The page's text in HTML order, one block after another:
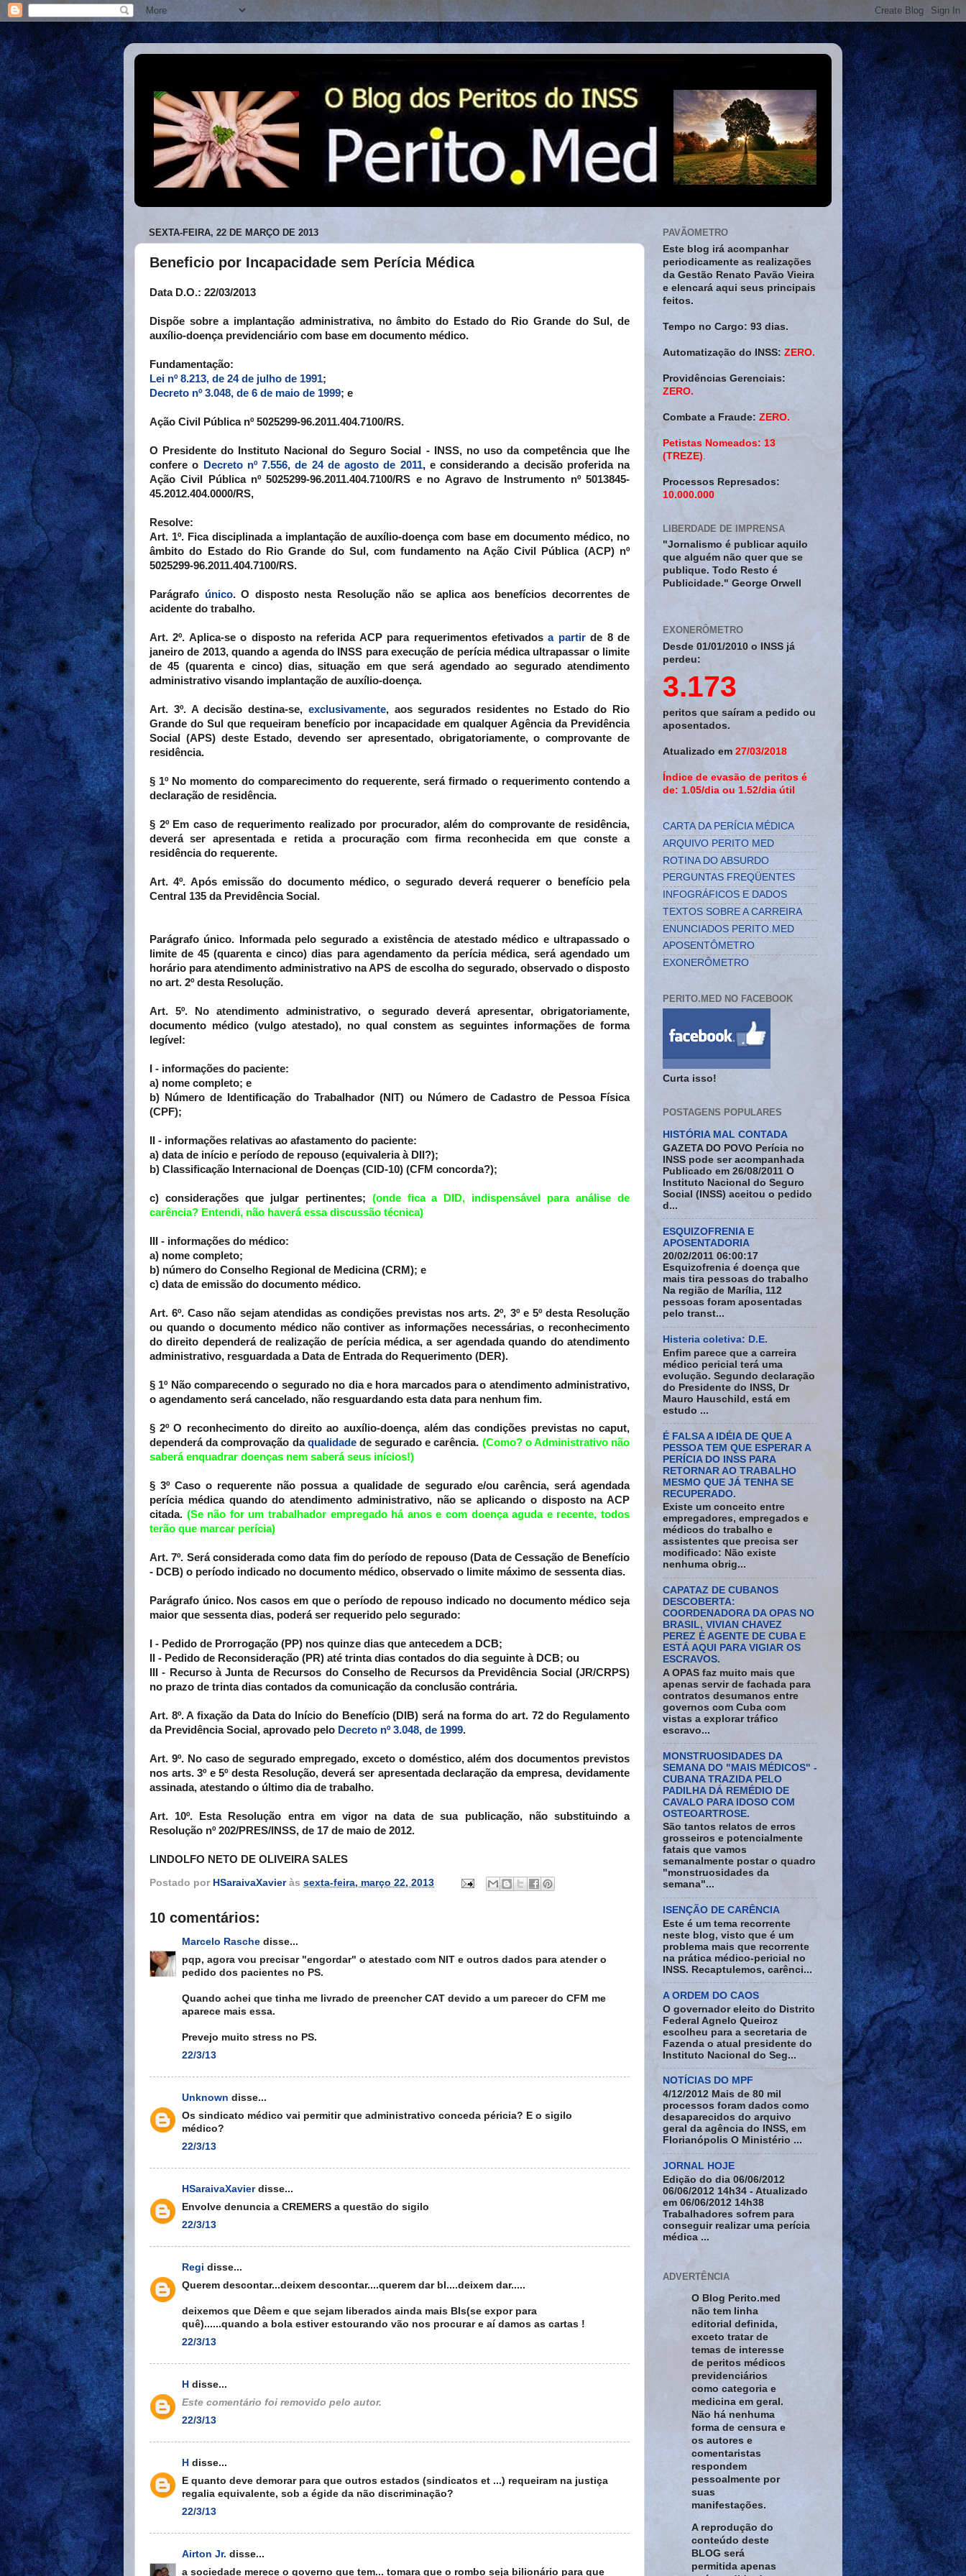
SEXTA-FEIRA, 22 DE MARÇO DE 2013
Beneficio por Incapacidade sem Perícia Médica
Data D.O.: 22/03/2013
Dispõe sobre a implantação administrativa, no âmbito do Estado do Rio Grande do Sul, de
auxílio-doença previdenciário com base em documento médico.
Fundamentação:
Lei nº 8.213, de 24 de julho de 1991;
Decreto nº 3.048, de 6 de maio de 1999; e
Ação Civil Pública nº 5025299-96.2011.404.7100/RS.
O Presidente do Instituto Nacional do Seguro Social - INSS, no uso da competência que lhe
confere o
Decreto nº 7.556, de 24 de agosto de 2011, e considerando a decisão proferida na
Ação Civil Pública nº 5025299-96.2011.404.7100/RS e no Agravo de Instrumento nº 5013845-
45.2012.404.0000/RS,
Resolve:
Art. 1º. Fica disciplinada a implantação de auxílio-doença com base em documento médico, no
âmbito do Estado do Rio Grande do Sul, com fundamento na Ação Civil Pública (ACP) nº
5025299-96.2011.404.7100/RS.
Parágrafo único. O disposto nesta Resolução não se aplica aos benefícios decorrentes de
acidente do trabalho.
Art. 2º. Aplica-se o disposto na referida ACP para requerimentos efetivadosa partirde 8 de
janeiro de 2013, quando a agenda do INSS para execução de perícia médica ultrapassar o limite
de 45 (quarenta e cinco) dias, situação em que será agendado ao segurado atendimento
administrativo visando implantação de auxílio-doença.
Art. 3º. A decisão destina-se, exclusivamente, aos segurados residentes no Estado do Rio
Grande do Sul que requeiram benefício por incapacidade em qualquer Agência da Previdência
Social (APS) deste Estado, devendo ser apresentado, obrigatoriamente, o comprovante de
residência.
§ 1º No momento do comparecimento do requerente, será firmado o requerimento contendo a
declaração de residência.
§ 2º Em caso de requerimento realizado por procurador, além do comprovante de residência,
deverá ser apresentada e retida a procuração com firma reconhecida em que conste a
residência do requerente.
Art. 4º. Após emissão do documento médico, o segurado deverá requerer o benefício pela
Central 135 da Previdência Social.
Parágrafo único. Informada pelo segurado a existência de atestado médico e ultrapassado o
limite de 45 (quarenta e cinco) dias para agendamento da perícia médica, será agendado um
horário para atendimento administrativo na APS de escolha do segurado, observado o disposto
no art. 2º desta Resolução.
Art. 5º. No atendimento administrativo, o segurado deverá apresentar, obrigatoriamente,
documento médico (vulgo atestado), no qual constem as seguintes informações de forma
legível:
I - informações do paciente:
a) nome completo; e
b) Número de Identificação do Trabalhador (NIT) ou Número de Cadastro de Pessoa Física
(CPF);
II - informações relativas ao afastamento do paciente:
a) data de início e período de repouso (equivaleria à DII?);
b) Classificação Internacional de Doenças (CID-10) (CFM concorda?);
c) considerações que julgar pertinentes; (onde fica a DID, indispensável para análise de
carência? Entendi, não haverá essa discussão técnica)
III - informações do médico:
a) nome completo;
b) número do Conselho Regional de Medicina (CRM); e
c) data de emissão do documento médico.
Art. 6º. Caso não sejam atendidas as condições previstas nos arts. 2º, 3º e 5º desta Resolução
ou quando o documento médico não contiver as informações necessárias, o reconhecimento
do direito dependerá de realização de perícia médica, a ser agendada quando do atendimento
administrativo, resguardada a Data de Entrada do Requerimento (DER).
§ 1º Não comparecendo o segurado no dia e hora marcados para o atendimento administrativo,
o agendamento será cancelado, não resguardando esta data para nenhum fim.
§ 2º O reconhecimento do direito ao auxílio-doença, além das condições previstas no caput,
dependerá da comprovação daqualidadede segurado e carência. (Como? o Administrativo não
saberá enquadrar doenças nem saberá seus inícios!)
§ 3º Caso o requerente não possua a qualidade de segurado e/ou carência, será agendada
perícia médica quando do atendimento administrativo, não se aplicando o disposto na ACP
citada. (Se não for um trabalhador empregado há anos e com doença aguda e recente, todos
terão que marcar perícia)
Art. 7º. Será considerada como data fim do período de repouso (Data de Cessação de Benefício
- DCB) o período indicado no documento médico, observado o limite máximo de sessenta dias.
Parágrafo único. Nos casos em que o período de repouso indicado no documento médico seja
maior que sessenta dias, poderá ser requerido pelo segurado:
I - Pedido de Prorrogação (PP) nos quinze dias que antecedem a DCB;
II - Pedido de Reconsideração (PR) até trinta dias contados do dia seguinte à DCB; ou
III - Recurso à Junta de Recursos do Conselho de Recursos da Previdência Social (JR/CRPS)
no prazo de trinta dias contados da comunicação da conclusão contrária.
Art. 8º. A fixação da Data do Início do Benefício (DIB) será na forma do art. 72 do Regulamento
da Previdência Social, aprovado pelo Decreto nº 3.048, de 1999.
Art. 9º. No caso de segurado empregado, exceto o doméstico, além dos documentos previstos
nos arts. 3º e 5º desta Resolução, deverá ser apresentada declaração da empresa, devidamente
assinada, atestando o último dia de trabalho.
Art. 10º. Esta Resolução entra em vigor na data de sua publicação, não substituindo a
Resolução nº 202/PRES/INSS, de 17 de maio de 2012.
LINDOLFO NETO DE OLIVEIRA SALES
Postado por HSaraivaXavier às sexta-feira, março 22, 2013
10 comentários:
Marcelo Rasche disse...
pqp, agora vou precisar "engordar" o atestado com NIT e outros dados para atender o
pedido dos pacientes no PS.
Quando achei que tinha me livrado de preencher CAT devido a um parecer do CFM me
aparece mais essa.
Prevejo muito stress no PS.
22/3/13
Unknown disse...
Os sindicato médico vai permitir que administrativo conceda péricia? E o sigilo
médico?
22/3/13
HSaraivaXavierdisse...
Envolve denuncia a CREMERS a questão do sigilo
22/3/13
Regi disse...
Querem descontar...deixem descontar....querem dar bI....deixem dar.....
deixemos que Dêem e que sejam liberados ainda mais BIs(se expor para
quê)......quando a bola estiver estourando vão nos procurar e aí damos as cartas !
22/3/13
H disse...
Este comentário foi removido pelo autor.
22/3/13
H disse...
E quanto deve demorar para que outros estados (sindicatos et ...) requeiram na justiça
regalia equivalente, sob a égide da não discriminação?
22/3/13
Airton Jr. disse...
a sociedade merece o governo que tem... tomara que o rombo seja bilionário para que
PAVÃOMETRO
Este blog irá acompanhar
periodicamente as realizações
da Gestão Renato Pavão Vieira
e elencará aqui seus principais
feitos.
Tempo no Cargo: 93 dias.
Automatização do INSS: ZERO.
Providências Gerenciais:
ZERO.
Combate a Fraude: ZERO.
Petistas Nomeados: 13
(TREZE)
Processos Represados:
10.000.000
LIBERDADE DE IMPRENSA
"Jornalismo é publicar aquilo
que alguém não quer que se
publique. Todo Resto é
Publicidade." George Orwell
EXONERÔMETRO
Desde 01/01/2010 o INSS já
perdeu:
3.173
peritos que saíram a pedido ou
aposentados.
Atualizado em 27/03/2018
Índice de evasão de peritos é
de: 1.05/dia ou 1.52/dia útil
CARTA DA PERÍCIA MÉDICA
ARQUIVO PERITO MED
ROTINA DO ABSURDO
PERGUNTAS FREQÜENTES
INFOGRÁFICOS E DADOS
TEXTOS SOBRE A CARREIRA
ENUNCIADOS PERITO.MED
APOSENTÔMETRO
EXONERÔMETRO
PERITO.MED NO FACEBOOK
Curta isso!
POSTAGENS POPULARES
HISTÓRIA MAL CONTADA
GAZETA DO POVO Perícia no
INSS pode ser acompanhada
Publicado em 26/08/2011 O
Instituto Nacional do Seguro
Social (INSS) aceitou o pedido
d...
ESQUIZOFRENIA E
APOSENTADORIA
20/02/2011 06:00:17
Esquizofrenia é doença que
mais tira pessoas do trabalho
Na região de Marília, 112
pessoas foram aposentadas
pelo transt...
Histeria coletiva: D.E.
Enfim parece que a carreira
médico pericial terá uma
evolução. Segundo declaração
do Presidente do INSS, Dr
Mauro Hauschild, está em
estudo ...
É FALSA A IDÉIA DE QUE A
PESSOA TEM QUE ESPERAR A
PERÍCIA DO INSS PARA
RETORNAR AO TRABALHO
MESMO QUE JÁ TENHA SE
RECUPERADO.
Existe um conceito entre
empregadores, empregados e
médicos do trabalho e
assistentes que precisa ser
modificado: Não existe
nenhuma obrig...
CAPATAZ DE CUBANOS
DESCOBERTA:
COORDENADORA DA OPAS NO
BRASIL, VIVIAN CHAVEZ
PEREZ É AGENTE DE CUBA E
ESTÁ AQUI PARA VIGIAR OS
ESCRAVOS.
A OPAS faz muito mais que
apenas servir de fachada para
contratos desumanos entre
governos com Cuba com
vistas a explorar tráfico
escravo...
MONSTRUOSIDADES DA
SEMANA DO "MAIS MÉDICOS" -
CUBANA TRAZIDA PELO
PADILHA DÁ REMÉDIO DE
CAVALO PARA IDOSO COM
OSTEOARTROSE.
São tantos relatos de erros
grosseiros e potencialmente
fatais que vamos
semanalmente postar o quadro
"monstruosidades da
semana"...
ISENÇÃO DE CARÊNCIA
Este é um tema recorrente
neste blog, visto que é um
problema mais que recorrente
na prática médico-pericial no
INSS. Recaptulemos, carênci...
A ORDEM DO CAOS
O governador eleito do Distrito
Federal Agnelo Queiroz
escolheu para a secretaria de
Fazenda o atual presidente do
Instituto Nacional do Seg...
NOTÍCIAS DO MPF
4/12/2012 Mais de 80 mil
processos foram dados como
desaparecidos do arquivo
geral da agência do INSS, em
Florianópolis O Ministério ...
JORNAL HOJE
Edição do dia 06/06/2012
06/06/2012 14h34 - Atualizado
em 06/06/2012 14h38
Trabalhadores sofrem para
conseguir realizar uma perícia
médica ...
ADVERTÊNCIA
O Blog Perito.med
não tem linha
editorial definida,
exceto tratar de
temas de interesse
de peritos médicos
previdenciários
como categoria e
medicina em geral.
Não há nenhuma
forma de censura e
os autores e
comentaristas
respondem
pessoalmente por
suas
manifestações.
A reprodução do
conteúdo deste
BLOG será
permitida apenas